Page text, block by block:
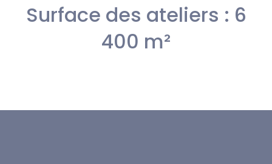
Surface des ateliers : 6
400 m²